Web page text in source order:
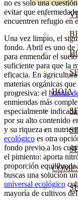
HOJA
no es solo una
evitar que
encuentren refugio en
Una vez limpio, el
fondo. Abril es uno de
para enmendar el
suficiente para que la
eficacia. En
materias orgánicas
progresiva: el humus
enmiendas más
especialmente
por su alto contenido
y su riqueza en
ecológico es otra
fondo previo a los
el pimiento: aporta
proporción
buscas una solución
universal ecológico
mayoría de cultivos